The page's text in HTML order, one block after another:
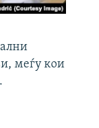
меѓу кои